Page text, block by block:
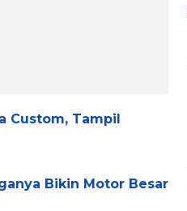
Custom, Tampil
Bikin Motor Besar